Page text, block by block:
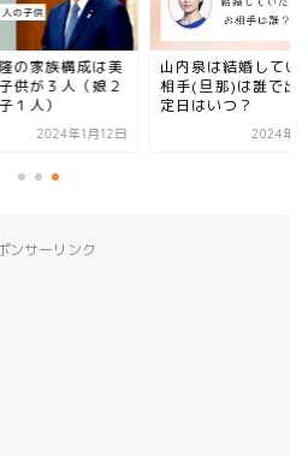
の家族構成は美
供が３人（娘２
１人）
2024年1月12日
山内泉は結婚してい
相手(旦那)は誰で出
定日はいつ？
2024年9
ンサーリンク